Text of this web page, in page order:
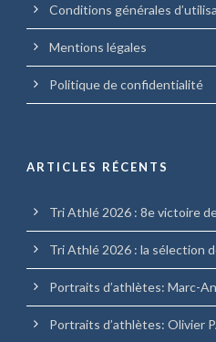
Conditions générales
Mentions légales
Politique de confidentialité
ARTICLES RÉCENTS
Tri Athlé 2026 : 8e victoire
Tri Athlé 2026 : la sélection
Portraits d’athlètes: Marc-
Portraits d’athlètes: Olivier